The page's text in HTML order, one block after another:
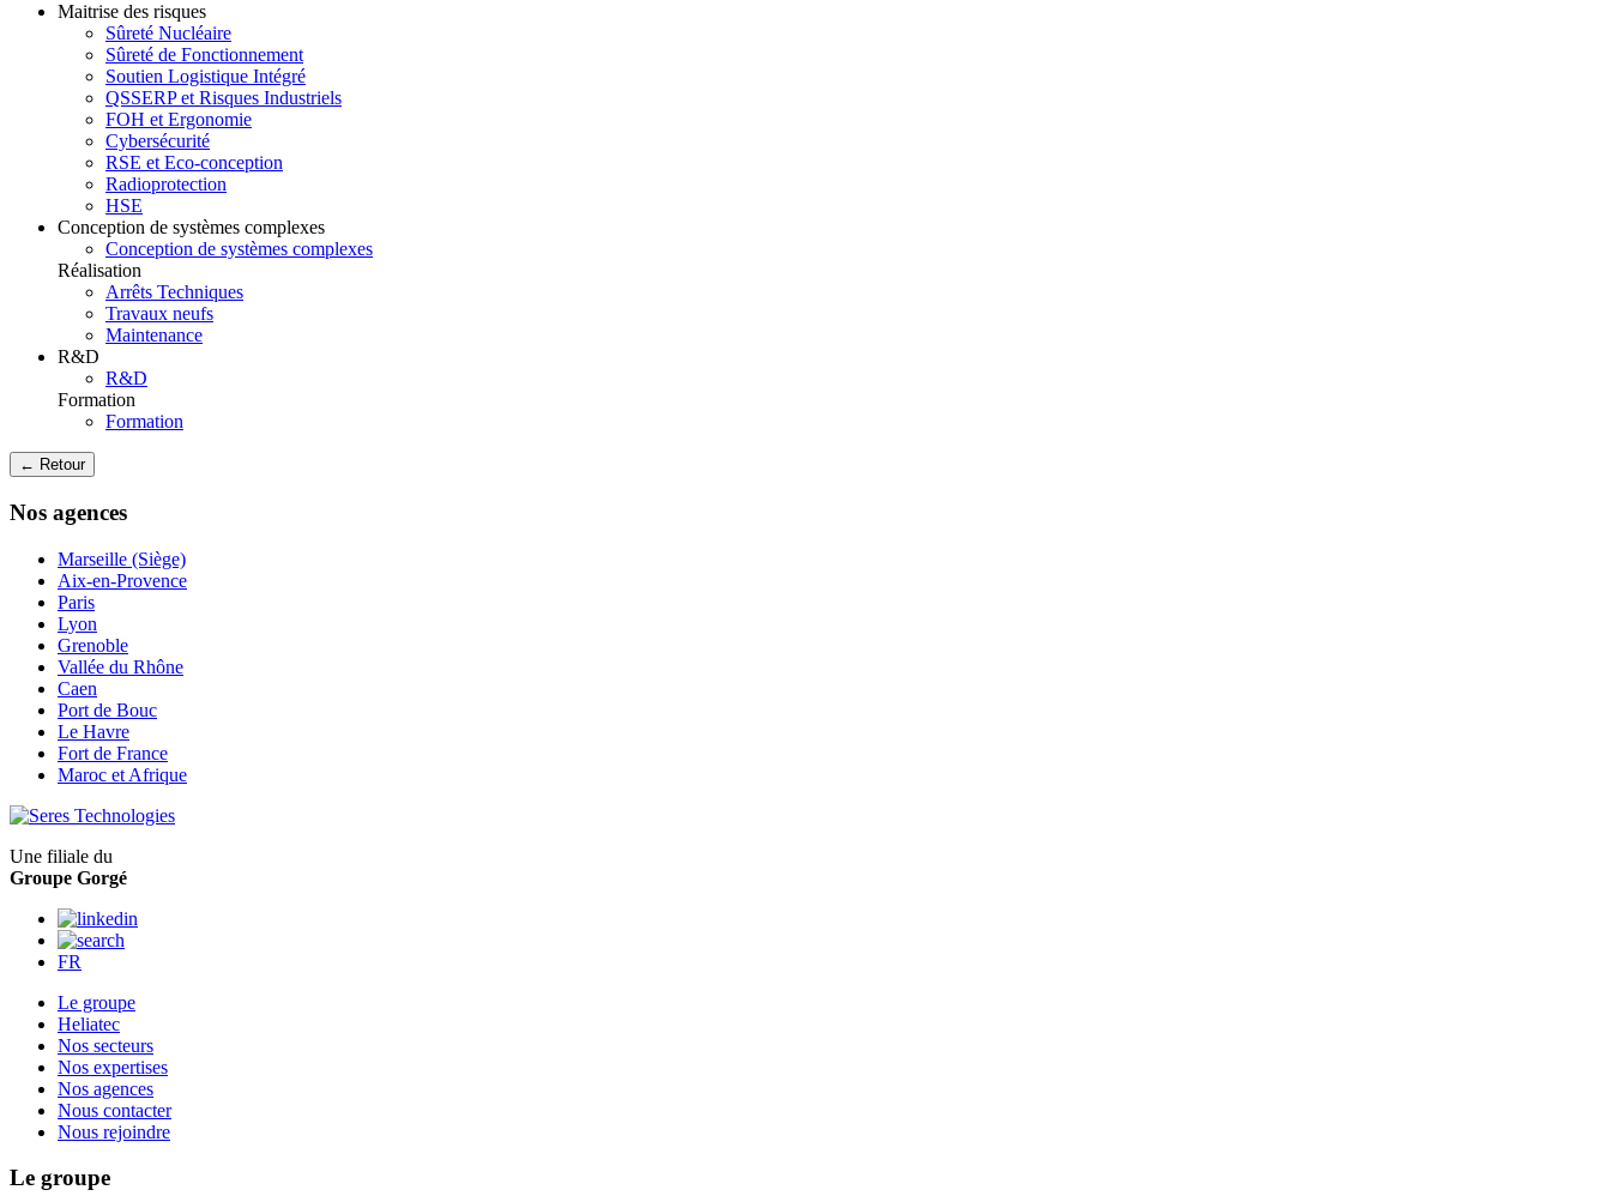
Maitrise des risques
Sûreté Nucléaire
Sûreté de Fonctionnement
Soutien Logistique Intégré
QSSERP et Risques Industriels
FOH et Ergonomie
Cybersécurité
RSE et Eco-conception
Radioprotection
HSE
Conception de systèmes complexes
Conception de systèmes complexes
Réalisation
Arrêts Techniques
Travaux neufs
Maintenance
R&D
R&D
Formation
Formation
← Retour
Nos agences
Marseille (Siège)
Aix-en-Provence
Paris
Lyon
Grenoble
Vallée du Rhône
Caen
Port de Bouc
Le Havre
Fort de France
Maroc et Afrique
Une filiale du
Groupe Gorgé
FR
Le groupe
Heliatec
Nos secteurs
Nos expertises
Nos agences
Nous contacter
Nous rejoindre
Le groupe